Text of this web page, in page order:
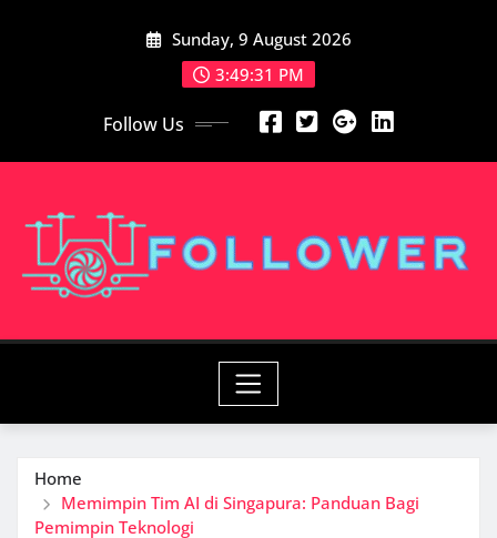
Sunday, 9 August 2026
3:49:33 PM
Follow Us
Home
Memimpin Tim AI di Singapura: Panduan Bagi
Pemimpin Teknologi